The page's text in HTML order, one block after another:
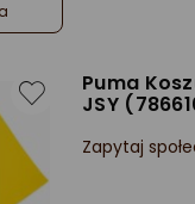
Puma
JSY
Zapytaj